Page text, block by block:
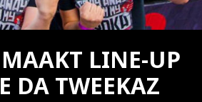
LINE-UP
DA TWEEKAZ